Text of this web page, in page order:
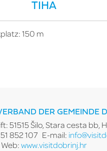
TIHA
150 m
DER GEMEINDE
51515 Šilo, Stara cesta bb,
852 107 E-mail:
Web:www.visitdobrinj.hr